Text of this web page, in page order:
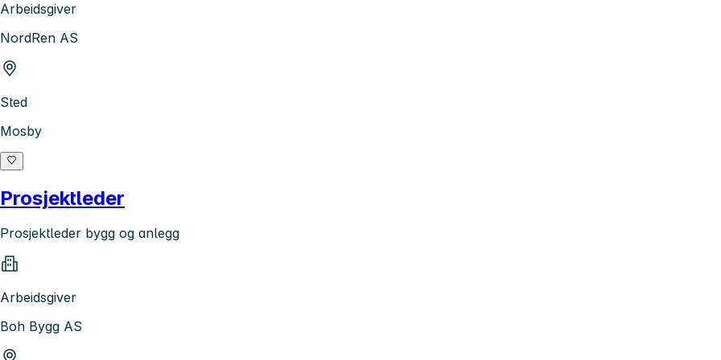
Arbeidsgiver
NordRen AS
Sted
Mosby
Prosjektleder
Prosjektleder bygg og anlegg
Arbeidsgiver
Boh Bygg AS